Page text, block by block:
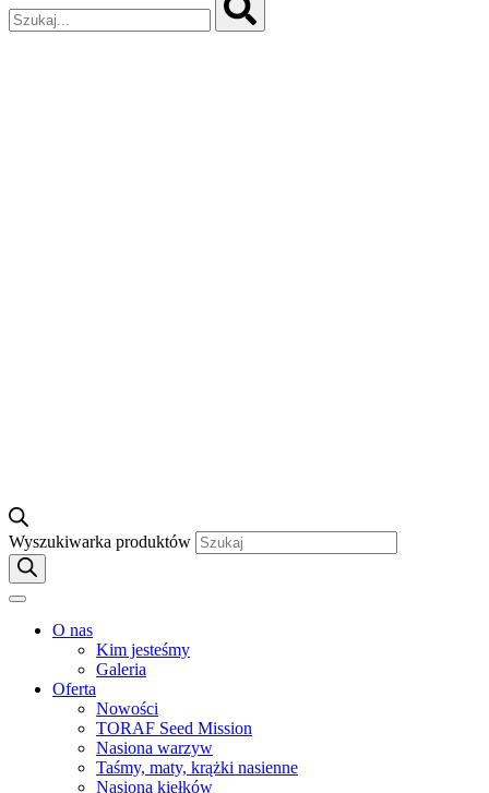
Wyszukiwarka produktów
O nas
Kim jesteśmy
Galeria
Oferta
Nowości
TORAF Seed Mission
Nasiona warzyw
Taśmy, maty, krążki nasienne
Nasiona kiełków